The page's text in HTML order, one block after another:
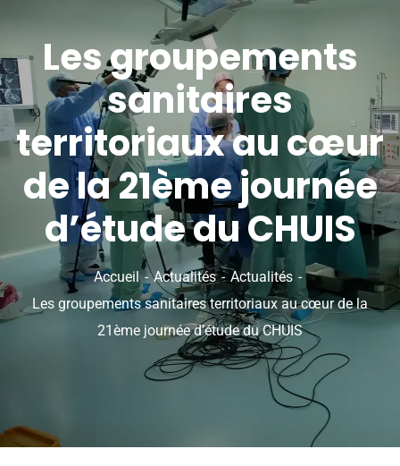
Les groupements
sanitaires
territoriaux au cœur
de la 21ème journée
d’étude du CHUIS
Accueil Actualités
Actualités
Les groupements sanitaires territoriaux au cœur de la
21ème journée d’étude du CHUIS